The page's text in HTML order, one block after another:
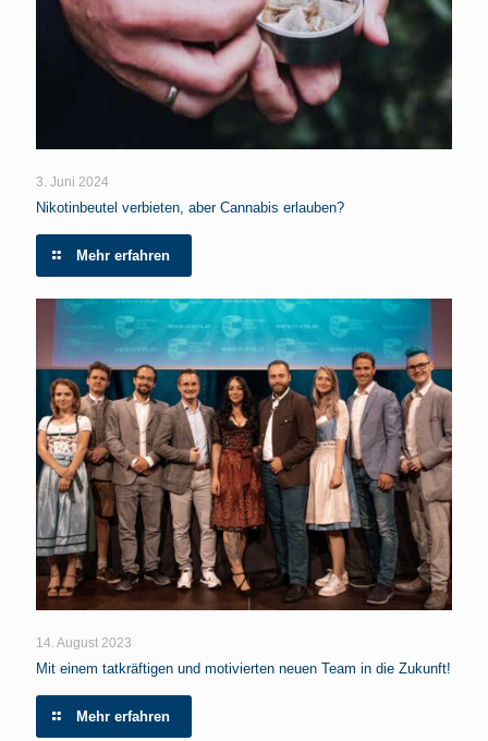
3. Juni 2024
Nikotinbeutel verbieten, aber Cannabis erlauben?
Mehr erfahren
14. August 2023
Mit einem tatkräftigen und motivierten neuen Team in die Zukunft!
Mehr erfahren